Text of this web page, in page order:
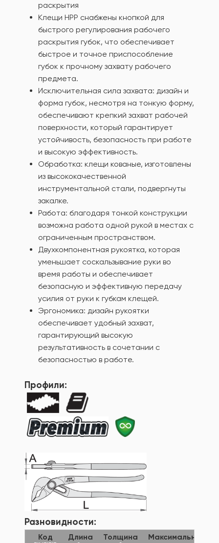
раскрытия
Клещи HPP снабжены кнопкой для
быстрого регулирования рабочего
раскрытия губок, что обеспечивает
быстрое и точное приспособление
губок к прочному захвату рабочего
предмета.
Исключительная сила захвата: дизайн и
форма губок, несмотря на тонкую форму,
обеспечивают крепкий захват рабочей
поверхности, который гарантирует
устойчивость, безопасность при работе
и высокую эффективность.
Обработка: клещи кованые, изготовлены
из высококачественной
инструментальной стали, подвергнуты
закалке.
Работа: благодаря тонкой конструкции
возможна работа одной рукой в местах с
ограниченным пространством.
Двухкомпонентная рукоятка, которая
уменьшает соскальзывание руки во
время работы и обеспечивает
безопасную и эффективную передачу
усилия от руки к губкам клещей.
Эргономика: дизайн рукоятки
обеспечивает удобный захват,
гарантирующий высокую
результативность в сочетании с
безопасностью в работе.
Профили:
Разновидности:
Код Длина Толщина Максимальный